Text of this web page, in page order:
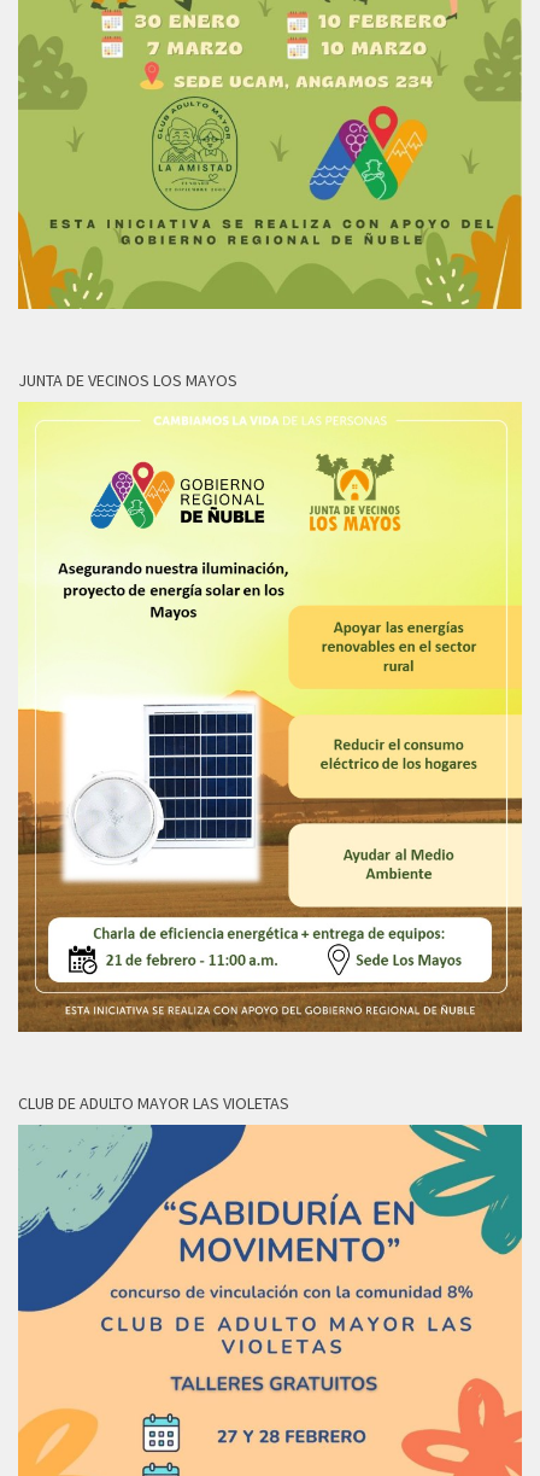
JUNTA DE VECINOS LOS MAYOS
CLUB DE ADULTO MAYOR LAS VIOLETAS